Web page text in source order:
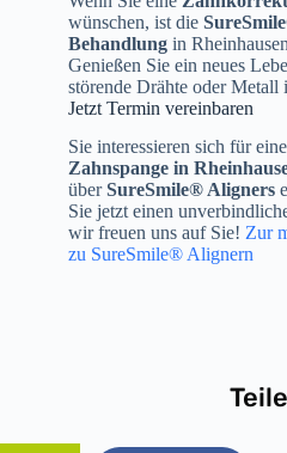
wünschen, ist die
Behandlungin
Genießen Sie ein neues
störende Drähte oder Metall
Jetzt Termin vereinbaren
Sie interessieren sich für eine
Zahnspange in
überSureSmile® Aligners
Sie jetzt einen
wir freuen uns auf Sie! Zur
zu SureSmile® Alignern